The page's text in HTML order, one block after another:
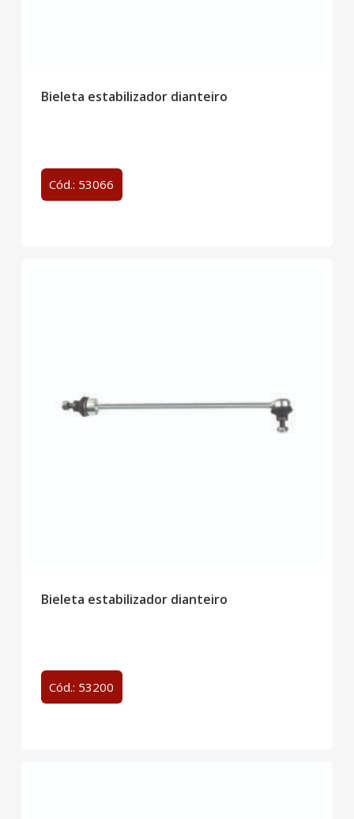
Bieleta estabilizador dianteiro
Cód.: 53066
Bieleta estabilizador dianteiro
Cód.: 53200